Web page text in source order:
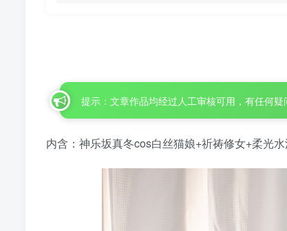
提示：文章作品均经过人工审核可用，有任何疑
内含：神乐坂真冬cos白丝猫娘+祈祷修女+柔光